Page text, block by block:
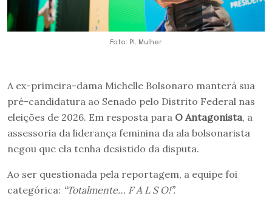
Foto: PL Mulher
A ex-primeira-dama Michelle Bolsonaro manterá sua
pré-candidatura ao Senado pelo Distrito Federal nas
eleições de 2026. Em resposta para O Antagonista, a
assessoria da liderança feminina da ala bolsonarista
negou que ela tenha desistido da disputa.
Ao ser questionada pela reportagem, a equipe foi
categórica: “Totalmente… F A L S O!”.